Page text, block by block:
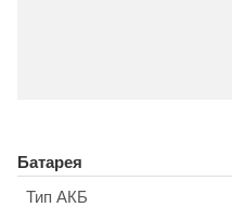
Батарея
Тип АКБ